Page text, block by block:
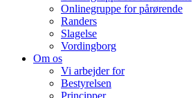
Onlinegruppe for pårørende
Randers
Slagelse
Vordingborg
Om os
Vi arbejder for
Bestyrelsen
Principper